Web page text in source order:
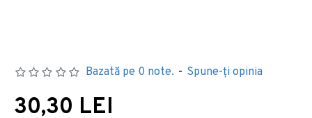
Bazată pe 0 note. - Spune-ţi opinia
30,30 LEI